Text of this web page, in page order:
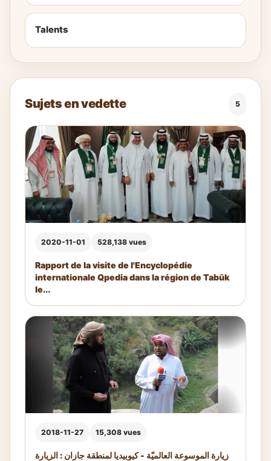
Talents
Sujets en vedette 5
2020-11-01 528,138 vues
Rapport de la visite de l'Encyclopédie
internationale Qpedia dans la région de Tabūk
le...
2018-11-27 15,308 vues
زيارة الموسوعة العالميّة - كيوبيديا لمنطقة جازان : الزيارة